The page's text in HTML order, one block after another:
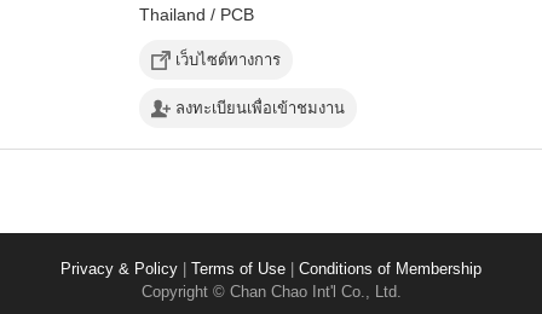
Thailand / PCB
เว็บไซต์ทางการ
ลงทะเบียนเพื่อเข้าชมงาน
Privacy & Policy Terms of Use
Conditions of Membership
Copyright © Chan Chao Int'l Co., Ltd.